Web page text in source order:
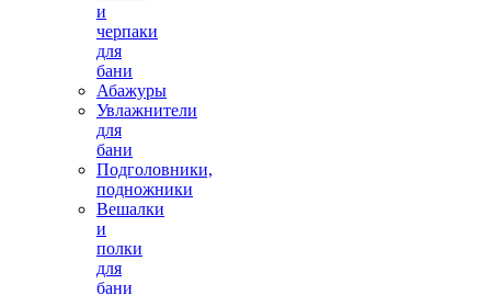
и
черпаки
для
бани
Абажуры
Увлажнители
для
бани
Подголовники,
подножники
Вешалки
и
полки
для
бани